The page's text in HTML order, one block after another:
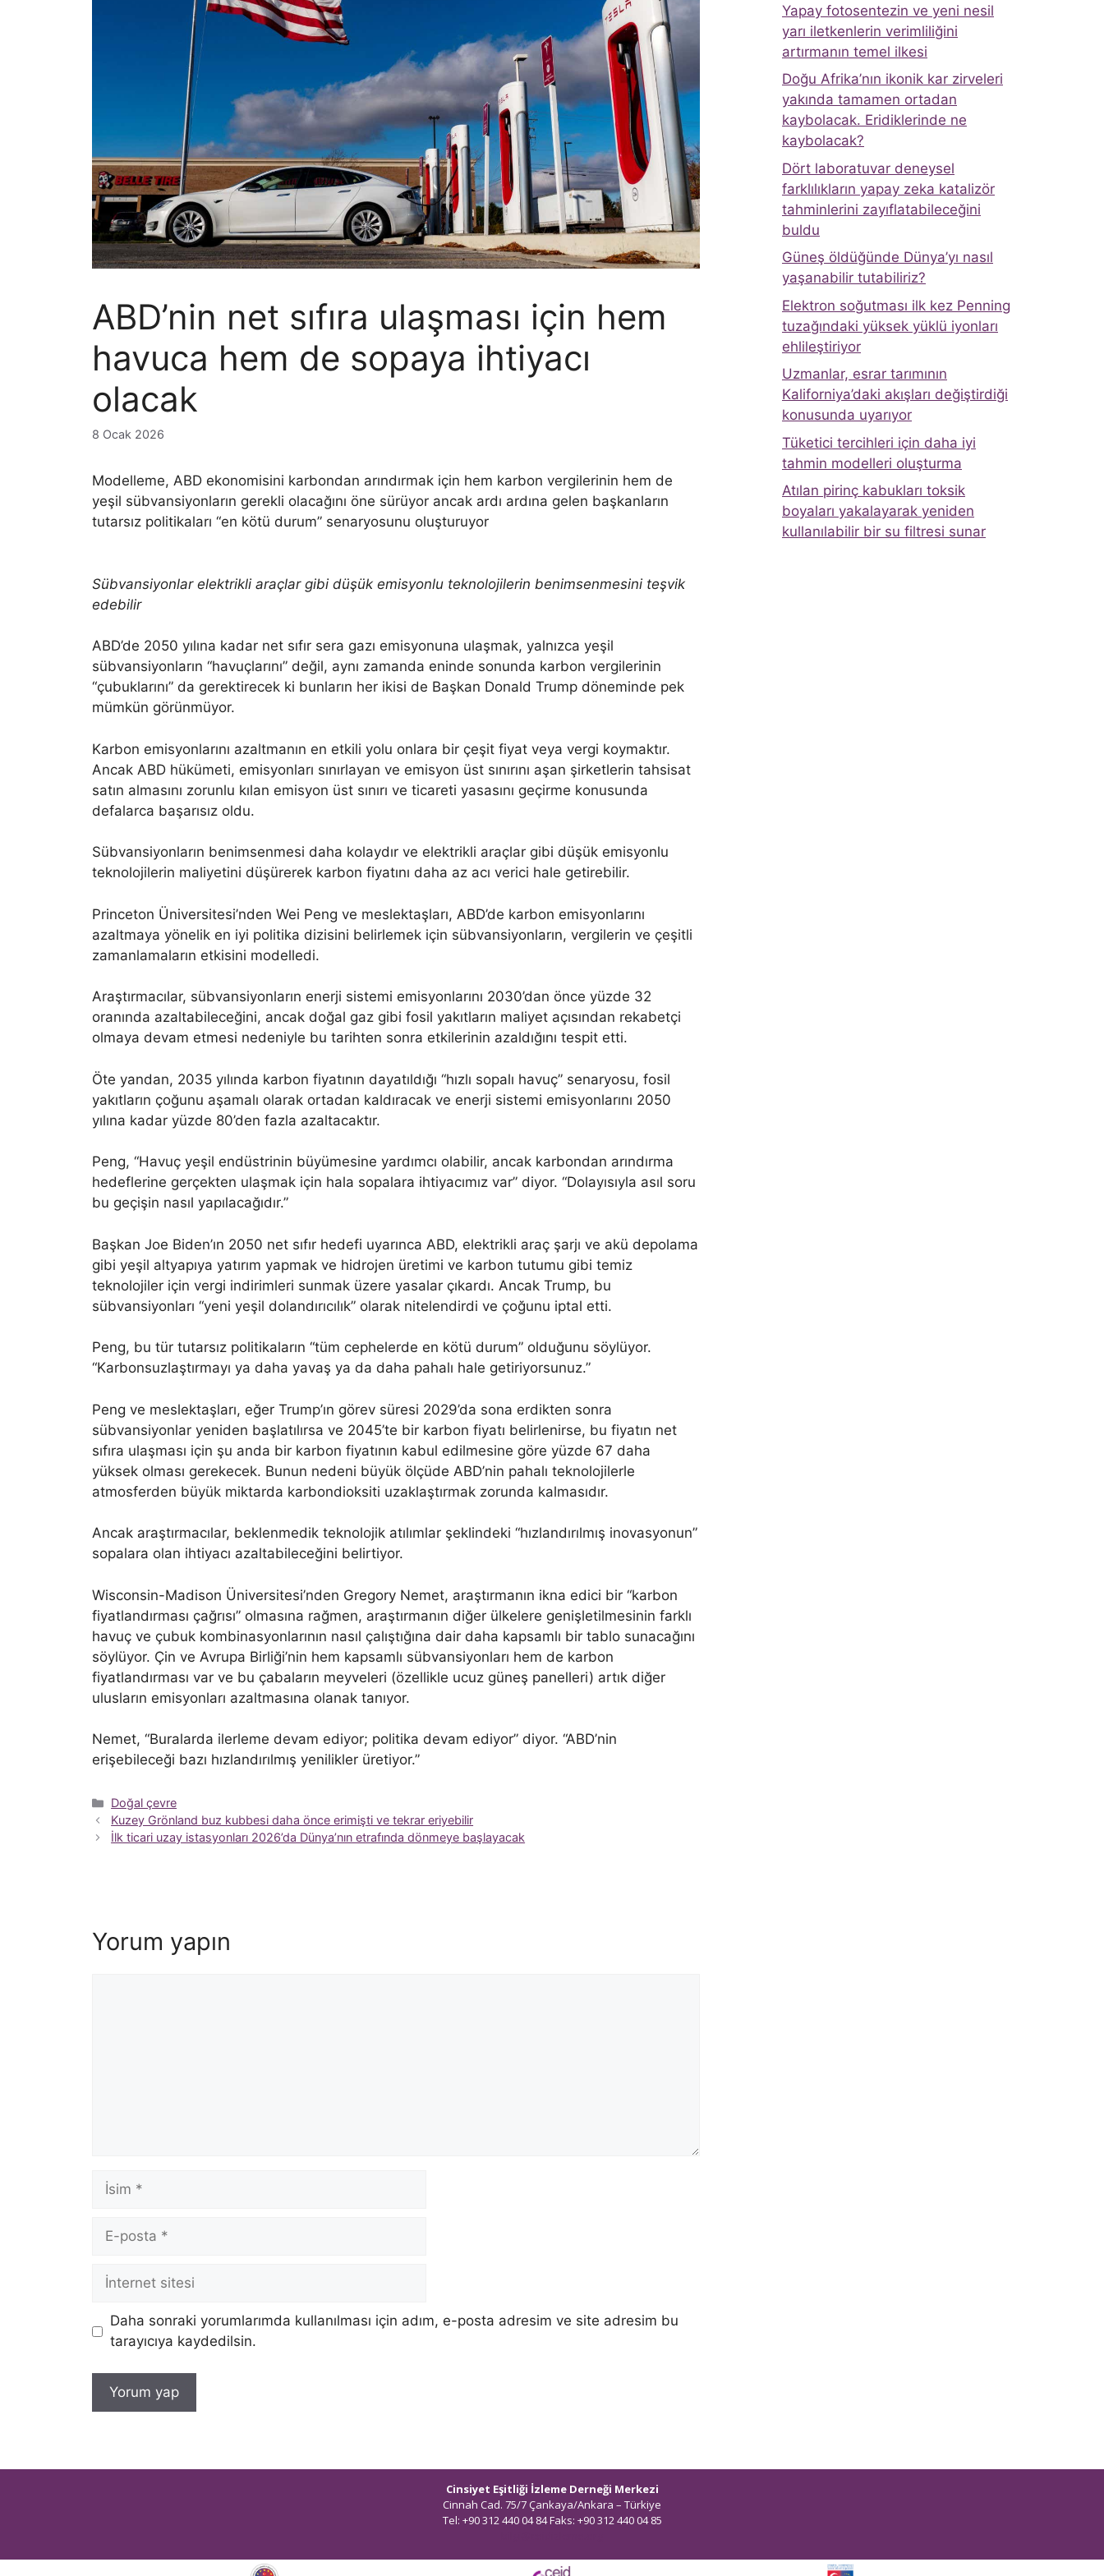
ABD’nin net sıfıra ulaşması için hem
havuca hem de sopaya ihtiyacı
olacak
8 Ocak 2026
Modelleme, ABD ekonomisini karbondan arındırmak için hem karbon vergilerinin hem de
yeşil sübvansiyonların gerekli olacağını öne sürüyor ancak ardı ardına gelen başkanların
tutarsız politikaları “en kötü durum” senaryosunu oluşturuyor
Sübvansiyonlar elektrikli araçlar gibi düşük emisyonlu teknolojilerin benimsenmesini teşvik
edebilir
ABD’de 2050 yılına kadar net sıfır sera gazı emisyonuna ulaşmak, yalnızca yeşil
sübvansiyonların “havuçlarını” değil, aynı zamanda eninde sonunda karbon vergilerinin
“çubuklarını” da gerektirecek ki bunların her ikisi de Başkan Donald Trump döneminde pek
mümkün görünmüyor.
Karbon emisyonlarını azaltmanın en etkili yolu onlara bir çeşit fiyat veya vergi koymaktır.
Ancak ABD hükümeti, emisyonları sınırlayan ve emisyon üst sınırını aşan şirketlerin tahsisat
satın almasını zorunlu kılan emisyon üst sınırı ve ticareti yasasını geçirme konusunda
defalarca başarısız oldu.
Sübvansiyonların benimsenmesi daha kolaydır ve elektrikli araçlar gibi düşük emisyonlu
teknolojilerin maliyetini düşürerek karbon fiyatını daha az acı verici hale getirebilir.
Princeton Üniversitesi’nden Wei Peng ve meslektaşları, ABD’de karbon emisyonlarını
azaltmaya yönelik en iyi politika dizisini belirlemek için sübvansiyonların, vergilerin ve çeşitli
zamanlamaların etkisini modelledi.
Araştırmacılar, sübvansiyonların enerji sistemi emisyonlarını 2030’dan önce yüzde 32
oranında azaltabileceğini, ancak doğal gaz gibi fosil yakıtların maliyet açısından rekabetçi
olmaya devam etmesi nedeniyle bu tarihten sonra etkilerinin azaldığını tespit etti.
Öte yandan, 2035 yılında karbon fiyatının dayatıldığı “hızlı sopalı havuç” senaryosu, fosil
yakıtların çoğunu aşamalı olarak ortadan kaldıracak ve enerji sistemi emisyonlarını 2050
yılına kadar yüzde 80’den fazla azaltacaktır.
Peng, “Havuç yeşil endüstrinin büyümesine yardımcı olabilir, ancak karbondan arındırma
hedeflerine gerçekten ulaşmak için hala sopalara ihtiyacımız var” diyor. “Dolayısıyla asıl soru
bu geçişin nasıl yapılacağıdır.”
Başkan Joe Biden’ın 2050 net sıfır hedefi uyarınca ABD, elektrikli araç şarjı ve akü depolama
gibi yeşil altyapıya yatırım yapmak ve hidrojen üretimi ve karbon tutumu gibi temiz
teknolojiler için vergi indirimleri sunmak üzere yasalar çıkardı. Ancak Trump, bu
sübvansiyonları “yeni yeşil dolandırıcılık” olarak nitelendirdi ve çoğunu iptal etti.
Peng, bu tür tutarsız politikaların “tüm cephelerde en kötü durum” olduğunu söylüyor.
“Karbonsuzlaştırmayı ya daha yavaş ya da daha pahalı hale getiriyorsunuz.”
Peng ve meslektaşları, eğer Trump’ın görev süresi 2029’da sona erdikten sonra
sübvansiyonlar yeniden başlatılırsa ve 2045’te bir karbon fiyatı belirlenirse, bu fiyatın net
sıfıra ulaşması için şu anda bir karbon fiyatının kabul edilmesine göre yüzde 67 daha
yüksek olması gerekecek. Bunun nedeni büyük ölçüde ABD’nin pahalı teknolojilerle
atmosferden büyük miktarda karbondioksiti uzaklaştırmak zorunda kalmasıdır.
Ancak araştırmacılar, beklenmedik teknolojik atılımlar şeklindeki “hızlandırılmış inovasyonun”
sopalara olan ihtiyacı azaltabileceğini belirtiyor.
Wisconsin-Madison Üniversitesi’nden Gregory Nemet, araştırmanın ikna edici bir “karbon
fiyatlandırması çağrısı” olmasına rağmen, araştırmanın diğer ülkelere genişletilmesinin farklı
havuç ve çubuk kombinasyonlarının nasıl çalıştığına dair daha kapsamlı bir tablo sunacağını
söylüyor. Çin ve Avrupa Birliği’nin hem kapsamlı sübvansiyonları hem de karbon
fiyatlandırması var ve bu çabaların meyveleri (özellikle ucuz güneş panelleri) artık diğer
ulusların emisyonları azaltmasına olanak tanıyor.
Nemet, “Buralarda ilerleme devam ediyor; politika devam ediyor” diyor. “ABD’nin
erişebileceği bazı hızlandırılmış yenilikler üretiyor.”
Kategoriler
Doğal çevre
Kuzey Grönland buz kubbesi daha önce erimişti ve tekrar eriyebilir
İlk ticari uzay istasyonları 2026’da Dünya’nın etrafında dönmeye başlayacak
Yorum yapın
İsim
posta
İnternet
Daha sonraki yorumlarımda kullanılması için adım, e-posta adresim ve site adresim bu
tarayıcıya kaydedilsin.
Yapay fotosentezin ve yeni nesil
yarı iletkenlerin verimliliğini
artırmanın temel ilkesi
Doğu Afrika’nın ikonik kar zirveleri
yakında tamamen ortadan
kaybolacak. Eridiklerinde ne
kaybolacak?
Dört laboratuvar deneysel
farklılıkların yapay zeka katalizör
tahminlerini zayıflatabileceğini
buldu
Güneş öldüğünde Dünya’yı nasıl
yaşanabilir tutabiliriz?
Elektron soğutması ilk kez Penning
tuzağındaki yüksek yüklü iyonları
ehlileştiriyor
Uzmanlar, esrar tarımının
Kaliforniya’daki akışları değiştirdiği
konusunda uyarıyor
Tüketici tercihleri ​​için daha iyi
tahmin modelleri oluşturma
Atılan pirinç kabukları toksik
boyaları yakalayarak yeniden
kullanılabilir bir su filtresi sunar
Cinsiyet Eşitliği İzleme Derneği Merkezi
Cinnah Cad. 75/7 Çankaya/Ankara – Türkiye
Tel: +90 312 440 04 84 Faks: +90 312 440 04 85